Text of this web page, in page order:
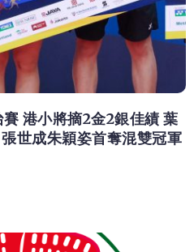
港小將摘2金2銀佳績 葉
世成朱穎姿首奪混雙冠軍